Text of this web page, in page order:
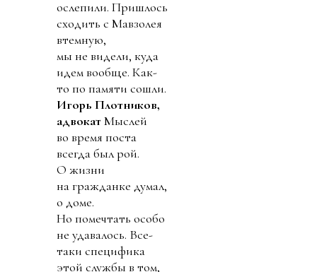
ослепили. Пришлось
сходить с Мавзолея
втемную,
мы не видели, куда
идем вообще. Как-
то по памяти сошли.
Игорь Плотников,
адвокат Мыслей
во время поста
всегда был рой.
О жизни
на гражданке думал,
о доме.
Но помечтать особо
не удавалось. Все-
таки специфика
этой службы в том,